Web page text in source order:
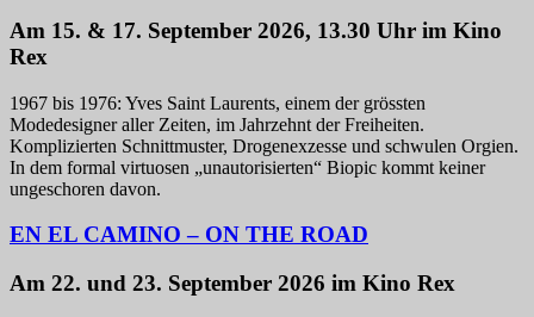
Am 15. & 17. September 2026, 13.30 Uhr im Kino
Rex
1967 bis 1976: Yves Saint Laurents, einem der grössten
Modedesigner aller Zeiten, im Jahrzehnt der Freiheiten.
Komplizierten Schnittmuster, Drogenexzesse und schwulen Orgien.
In dem formal virtuosen „unautorisierten“ Biopic kommt keiner
ungeschoren davon.
EN EL CAMINO – ON THE ROAD
Am 22. und 23. September 2026 im Kino Rex